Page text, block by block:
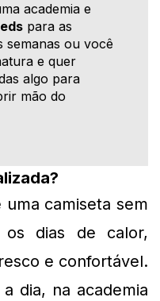
academia e
para as
semanas ou você
e quer
algo para
mão do
uma camiseta sem
os dias de calor,
e confortável.
dia, na academia